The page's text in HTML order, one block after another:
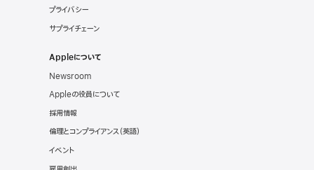
プライバシー
サプライチェーン
Appleについて
Newsroom
Appleの役員について
採用情報
倫理とコンプライアンス（英語）
イベント